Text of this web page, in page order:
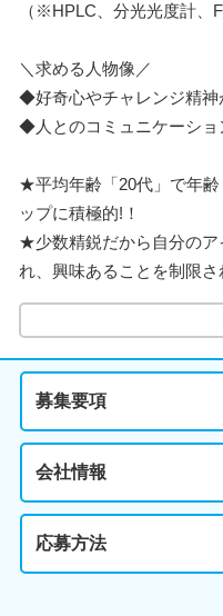
（※HPLC、分光光度計、
＼求める人物像／
◆好奇心やチャレンジ精神
◆人とのコミュニケーショ
★平均年齢「20代」で年
ップに積極的!！
★少数精鋭だから自分のア
れ、興味あることを制限
募集要項
会社情報
応募方法